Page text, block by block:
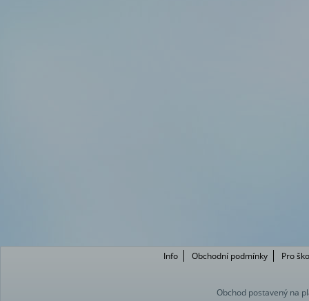
Info Obchodní podmínky Pro
Obchod postavený na